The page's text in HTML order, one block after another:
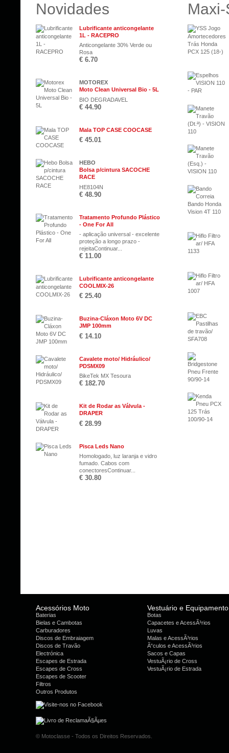
Novidades
Lubrificante anticongelante
1L - RACEPRO
Anticongelante 30% Verde ou
Rosa
€ 6.70
MOTOREX
Moto Clean Universal Bio - 5L
BIO DEGRADAVEL
€ 44.90
Mala TOP CASE COOCASE
€ 45.01
HEBO
Bolsa p/cintura SACOCHE
RACE
HE8104N
€ 48.90
Tratamento Profundo Plástico
- One For All
- aplicação universal - excelente
proteção a longo prazo -
rejeitaContinuar...
€ 11.00
Lubrificante anticongelante
COOLMIX-26
€ 25.40
Buzina-Cláxon Moto 6V DC
JMP 100mm
€ 14.10
Cavalete moto/ Hidráulico/
PDSMX09
BikeTek MX Tesoura
€ 182.70
Kit de Rodar as Válvula -
DRAPER
€ 28.99
Pisca Leds Nano
Homologado, luz laranja e vidro
fumado. Cabos com
conectoresContinuar...
€ 30.80
Acessórios Moto
Baterias
Bielas e Cambotas
Carburadores
Discos de Embraiagem
Discos de Travão
Electrónica
Escapes de Estrada
Escapes de Cross
Escapes de Scooter
Filtros
Outros Produtos
Vestuário e Equipamento
Botas
Capacetes e AcessÃ³rios
Luvas
Malas e AcessÃ³rios
Ã“culos e AcessÃ³rios
Sacos e Capas
VestuÃ¡rio de Cross
VestuÃ¡rio de Estrada
© Motoclasse - Todos os Direitos Reservados.